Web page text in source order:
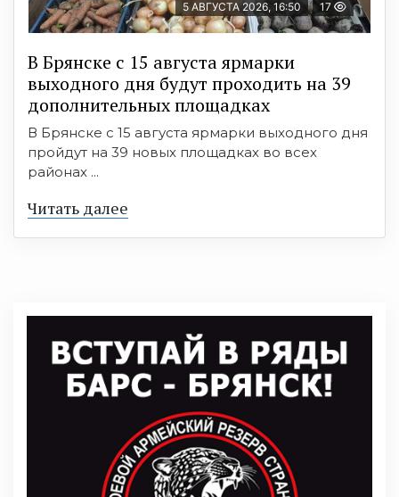
5 АВГУСТА 2026, 16:50 17
В Брянске с 15 августа ярмарки
выходного дня будут проходить на 39
дополнительных площадках
В Брянске с 15 августа ярмарки выходного дня
пройдут на 39 новых площадках во всех
районах ...
Читать далее